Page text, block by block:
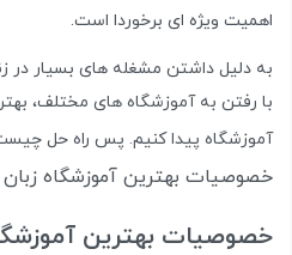
اهمیت ویژه ای برخوردا است.
به دلیل داشتن مشغله های بسیار در
با رفتن به آموزشگاه های مختلف،
آموزشگاه پیدا کنیم. پس راه حل
خصوصیات بهترین آموزشگاه زبان
خصوصیات بهترین